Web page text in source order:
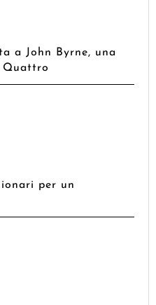
a John Byrne, una
Quattro
per un